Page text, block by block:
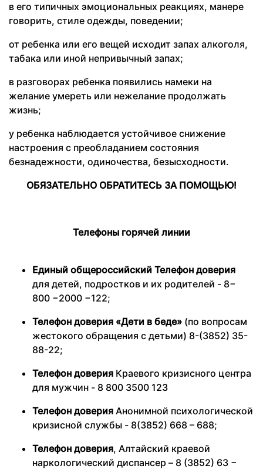
в его типичных эмоциональных реакциях, манере
говорить, стиле одежды, поведении;
от ребенка или его вещей исходит запах алкоголя,
табака или иной непривычный запах;
в разговорах ребенка появились намеки на
желание умереть или нежелание продолжать
жизнь;
у ребенка наблюдается устойчивое снижение
настроения с преобладанием состояния
безнадежности, одиночества, безысходности.
ОБЯЗАТЕЛЬНО ОБРАТИТЕСЬ ЗА ПОМОЩЬЮ!
Телефоны горячей линии
Единый общероссийский Телефон доверия
для детей, подростков и их родителей - 8−
800 −2000 −122;
Телефон доверия «Дети в беде» (по вопросам
жестокого обращения с детьми) 8-(3852) 35-
88-22;
Телефон доверия Краевого кризисного центра
для мужчин - 8 800 3500 123
Телефон доверия Анонимной психологической
кризисной службы - 8(3852) 668 – 688;
Телефон доверия, Алтайский краевой
наркологический диспансер – 8 (3852) 63 −